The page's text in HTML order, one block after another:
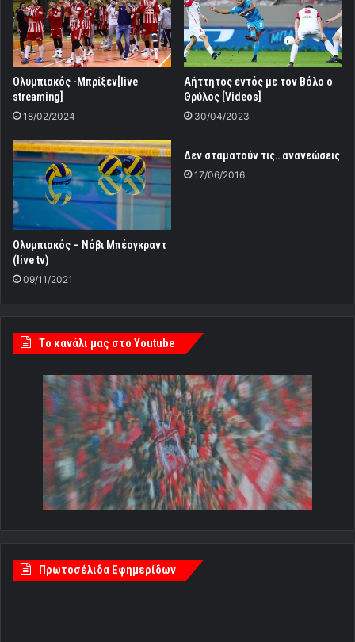
Ολυμπιακός -Μπρίξεν[live
streaming]
18/02/2024
Αήττητος εντός με τον Βόλο ο
Θρύλος [Videos]
30/04/2023
Ολυμπιακός – Νόβι Μπέογκραντ
(live tv)
09/11/2021
Δεν σταματούν τις…ανανεώσεις
17/06/2016
Tο κανάλι μας στο Youtube
Πρωτοσέλιδα Εφημερίδων